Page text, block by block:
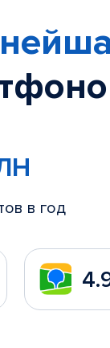
в год